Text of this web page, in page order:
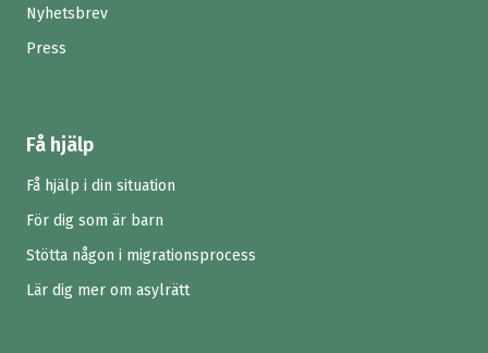
Nyhetsbrev
Press
Få hjälp
Få hjälp i din situation
För dig som är barn
Stötta någon i migrationsprocess
Lär dig mer om asylrätt